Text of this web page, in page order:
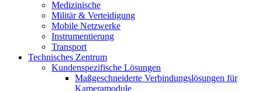
Medizinische
Militär & Verteidigung
Mobile Netzwerke
Instrumentierung
Transport
Technisches Zentrum
Kundenspezifische Lösungen
Maßgeschneiderte Verbindungslösungen für
Kameramodule